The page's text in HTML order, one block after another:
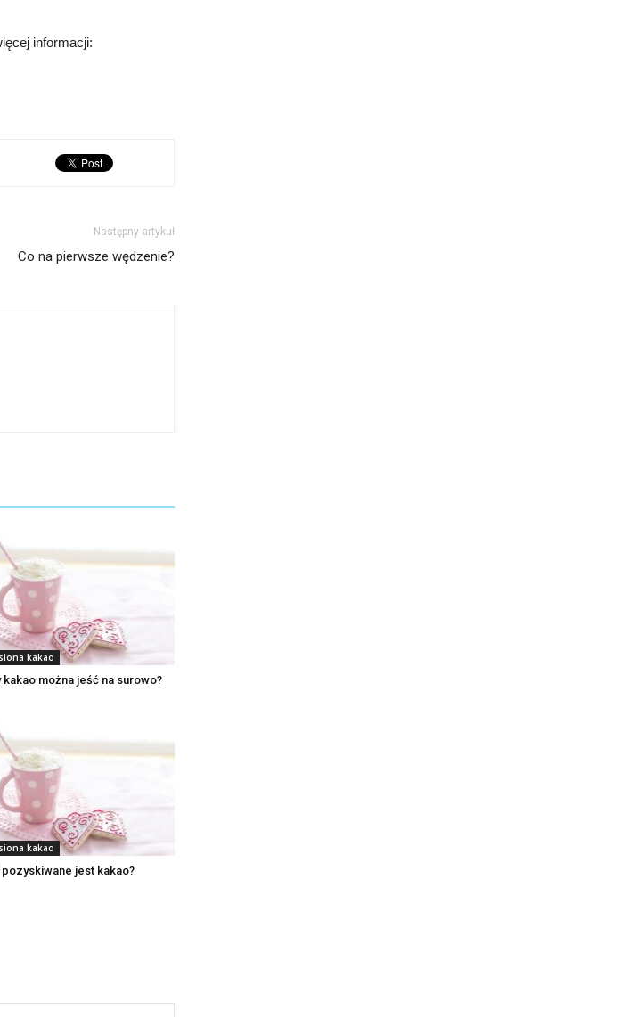
informacji:
Następny artykuł
Co na pierwsze wędzenie?
kakao
kakao można jeść na surowo?
kakao
jest kakao?